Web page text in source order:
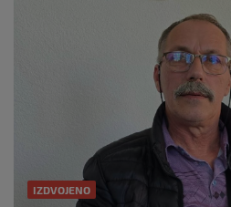
IZDVOJENO